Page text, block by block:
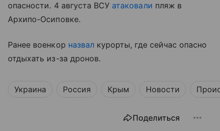
опасности. 4 августа ВСУ атаковали пляж в
Архипо-Осиповке.
Ранее военкор назвалкурорты, где сейчас опасно
отдыхать из-за дронов.
Украина Россия Крым Новости
Поделиться